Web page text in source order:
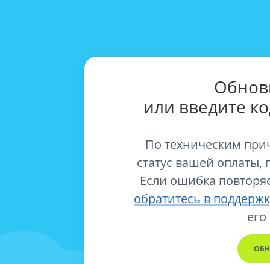
или введите
По техническим
статус вашей оплаты,
Если ошибка
обратитесь в
его